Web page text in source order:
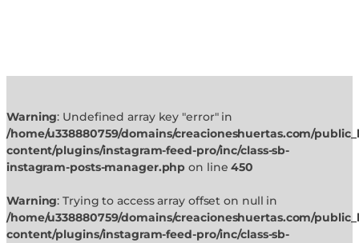
Warning: Undefined array key "error" in
/home/u338880759/domains/creacioneshuertas.com/
content/plugins/instagram-feed-pro/inc/class-sb-
instagram-posts-manager.php on line450
Warning: Trying to access array offset on null in
/home/u338880759/domains/creacioneshuertas.com/
content/plugins/instagram-feed-pro/inc/class-sb-